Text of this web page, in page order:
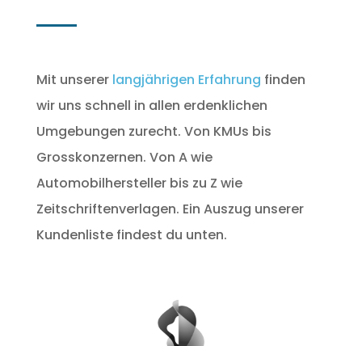
Mit unserer langjährigen Erfahrung finden
wir uns schnell in allen erdenklichen
Umgebungen zurecht. Von KMUs bis
Grosskonzernen. Von A wie
Automobilhersteller bis zu Z wie
Zeitschriftenverlagen. Ein Auszug unserer
Kundenliste findest du unten.